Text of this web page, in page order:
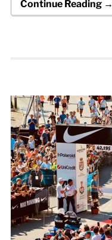
Continue Reading →